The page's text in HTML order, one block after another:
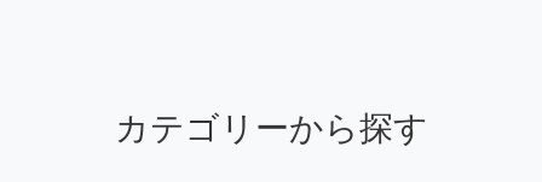
カテゴリーから探す